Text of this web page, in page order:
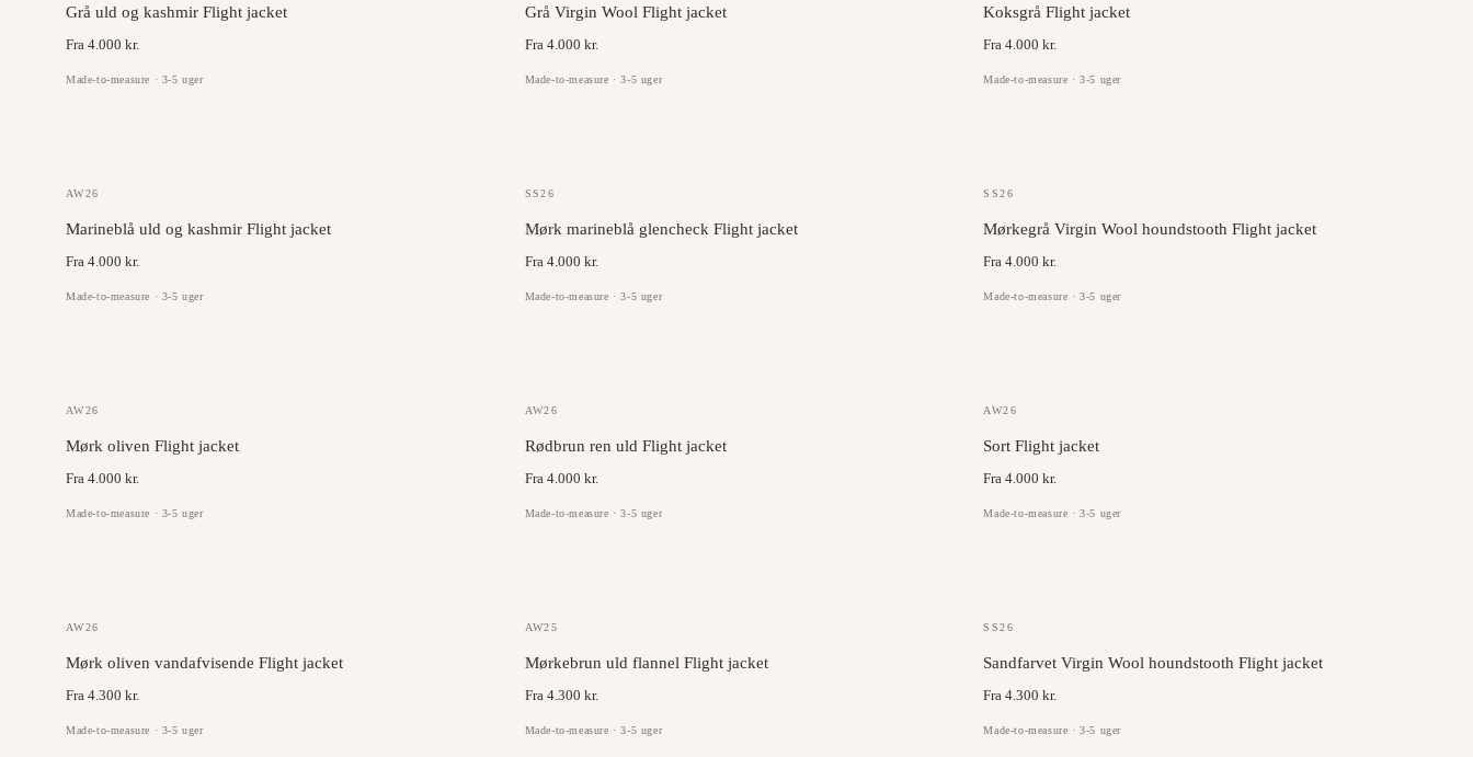
Grå uld og kashmir Flight jacket
Fra 4.000 kr.
Made-to-measure · 3-5 uger
Grå Virgin Wool Flight jacket
Fra 4.000 kr.
Made-to-measure · 3-5 uger
Koksgrå Flight jacket
Fra 4.000 kr.
Made-to-measure · 3-5 uger
GAZABA
AW26
Marineblå uld og kashmir Flight jacket
Fra 4.000 kr.
Made-to-measure · 3-5 uger
MARLANE
SS26
Mørk marineblå glencheck Flight jacket
Fra 4.000 kr.
Made-to-measure · 3-5 uger
MARLANE
SS26
Mørkegrå Virgin Wool houndstooth Flight jacket
Fra 4.000 kr.
Made-to-measure · 3-5 uger
GAZABA
AW26
Mørk oliven Flight jacket
Fra 4.000 kr.
Made-to-measure · 3-5 uger
GAZABA
AW26
Rødbrun ren uld Flight jacket
Fra 4.000 kr.
Made-to-measure · 3-5 uger
GAZABA
AW26
Sort Flight jacket
Fra 4.000 kr.
Made-to-measure · 3-5 uger
OLMETEX
AW26
Mørk oliven vandafvisende Flight jacket
Fra 4.300 kr.
Made-to-measure · 3-5 uger
VITALE BARBERIS
AW25
Mørkebrun uld flannel Flight jacket
Fra 4.300 kr.
Made-to-measure · 3-5 uger
VITALE BARBERIS
SS26
Sandfarvet Virgin Wool houndstooth Flight jacket
Fra 4.300 kr.
Made-to-measure · 3-5 uger